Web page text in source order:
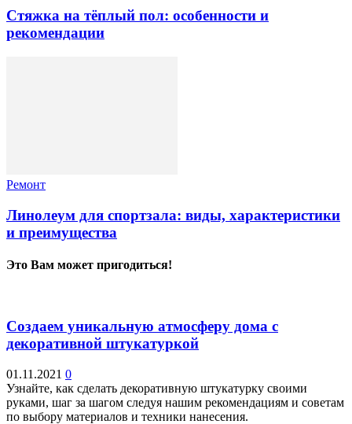
Стяжка на тёплый пол: особенности и
рекомендации
Ремонт
Линолеум для спортзала: виды, характеристики
и преимущества
Это Вам может пригодиться!
Создаем уникальную атмосферу дома с
декоративной штукатуркой
01.11.2021 0
Узнайте, как сделать декоративную штукатурку своими
руками, шаг за шагом следуя нашим рекомендациям и советам
по выбору материалов и техники нанесения.